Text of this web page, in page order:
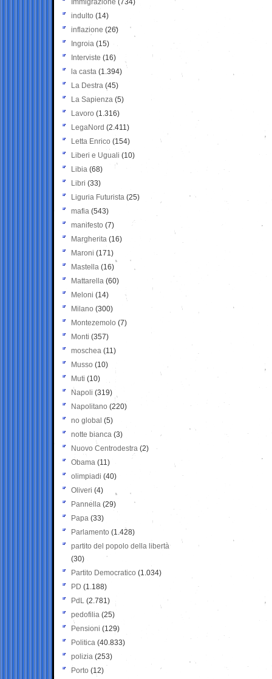
Immigrazione (734)
indulto (14)
inflazione (26)
Ingroia (15)
Interviste (16)
la casta (1.394)
La Destra (45)
La Sapienza (5)
Lavoro (1.316)
LegaNord (2.411)
Letta Enrico (154)
Liberi e Uguali (10)
Libia (68)
Libri (33)
Liguria Futurista (25)
mafia (543)
manifesto (7)
Margherita (16)
Maroni (171)
Mastella (16)
Mattarella (60)
Meloni (14)
Milano (300)
Montezemolo (7)
Monti (357)
moschea (11)
Musso (10)
Muti (10)
Napoli (319)
Napolitano (220)
no global (5)
notte bianca (3)
Nuovo Centrodestra (2)
Obama (11)
olimpiadi (40)
Oliveri (4)
Pannella (29)
Papa (33)
Parlamento (1.428)
partito del popolo della libertà
(30)
Partito Democratico (1.034)
PD (1.188)
PdL (2.781)
pedofilia (25)
Pensioni (129)
Politica (40.833)
polizia (253)
Porto (12)